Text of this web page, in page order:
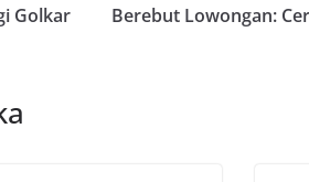
Golkar
Berebut Lowongan: